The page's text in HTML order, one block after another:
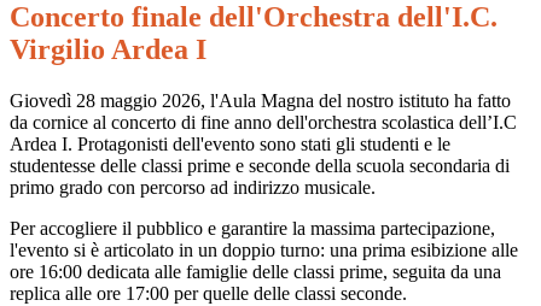
Concerto finale dell'Orchestra dell'I.C.
Virgilio Ardea I
Giovedì 28 maggio 2026, l'Aula Magna del nostro istituto ha fatto
da cornice al concerto di fine anno dell'orchestra scolastica dell’I.C
Ardea I. Protagonisti dell'evento sono stati gli studenti e le
studentesse delle classi prime e seconde della scuola secondaria di
primo grado con percorso ad indirizzo musicale.
Per accogliere il pubblico e garantire la massima partecipazione,
l'evento si è articolato in un doppio turno: una prima esibizione alle
ore 16:00 dedicata alle famiglie delle classi prime, seguita da una
replica alle ore 17:00 per quelle delle classi seconde.